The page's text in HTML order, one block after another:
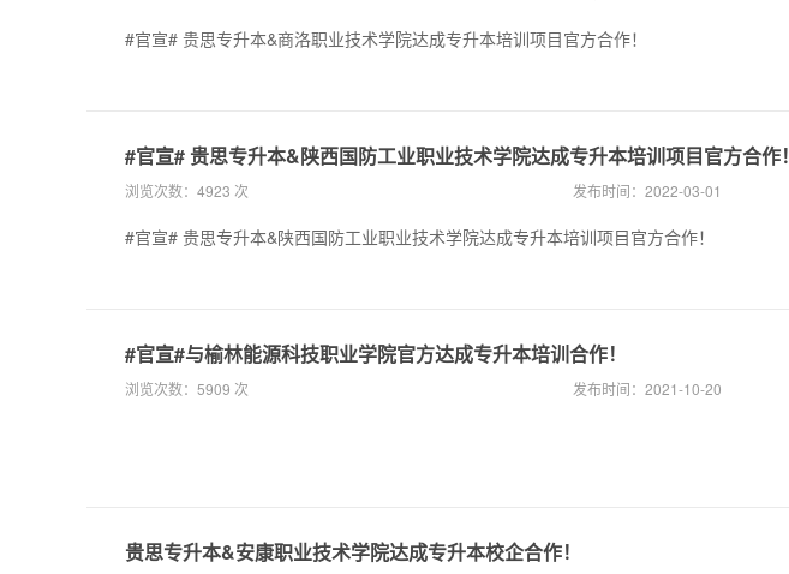
#官宣# 贵思专升本&商洛职业技术学院达成专升本培训项目官方合作！
#官宣# 贵思专升本&陕西国防工业职业技术学院达成专升本培训项目官方合作！
浏览次数： 4923 次 发布时间： 2022-03-01
#官宣# 贵思专升本&陕西国防工业职业技术学院达成专升本培训项目官方合作！
#官宣#与榆林能源科技职业学院官方达成专升本培训合作！
浏览次数： 5909 次 发布时间： 2021-10-20
贵思专升本&安康职业技术学院达成专升本校企合作！